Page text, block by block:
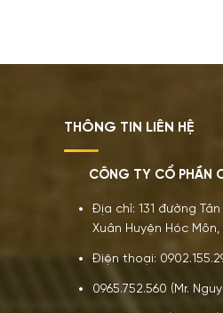
THÔNG TIN LIÊN HỆ
CÔNG TY CỔ PHẦN
Địa chỉ: 131 đường
Xuân Huyện Hóc Môn,
Điện thoại:
0965.752.560 (Mr.